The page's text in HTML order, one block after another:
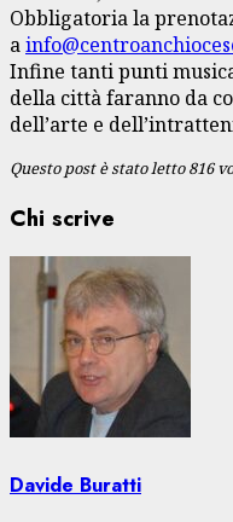
Obbligatoria la
a
Infine tanti punti
della città faranno da
dell’arte e
Questo post è stato letto 816
Chi scrive
Davide Buratti